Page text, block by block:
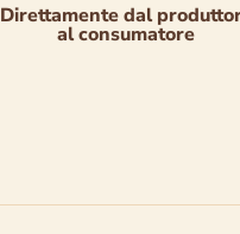
Direttamente dal
al consumatore